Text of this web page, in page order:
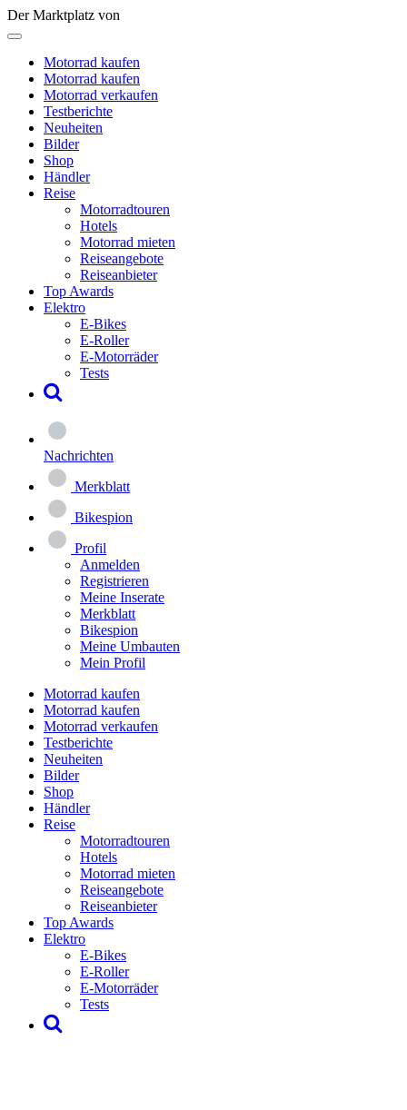
Der Marktplatz von
Motorrad kaufen
Motorrad kaufen
Motorrad verkaufen
Testberichte
Neuheiten
Bilder
Shop
Händler
Reise
Motorradtouren
Hotels
Motorrad mieten
Reiseangebote
Reiseanbieter
Top Awards
Elektro
E-Bikes
E-Roller
E-Motorräder
Tests
Nachrichten
Merkblatt
Bikespion
Profil
Anmelden
Registrieren
Meine Inserate
Merkblatt
Bikespion
Meine Umbauten
Mein Profil
Motorrad kaufen
Motorrad kaufen
Motorrad verkaufen
Testberichte
Neuheiten
Bilder
Shop
Händler
Reise
Motorradtouren
Hotels
Motorrad mieten
Reiseangebote
Reiseanbieter
Top Awards
Elektro
E-Bikes
E-Roller
E-Motorräder
Tests